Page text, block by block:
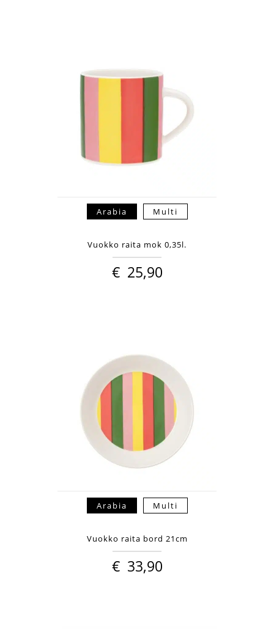
Arabia Multi
Vuokko raita mok 0,35l.
€ 25,90
Arabia Multi
Vuokko raita bord 21cm
€ 33,90